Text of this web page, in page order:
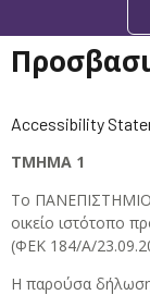
Accessibility
ΤΜΗΜΑ 1
Το ΠΑΝΕΠΙΣΤΗΜΙΟ
οικείο ιστότοπο
(ΦΕΚ 184/Α/
Η παρούσα δήλωση